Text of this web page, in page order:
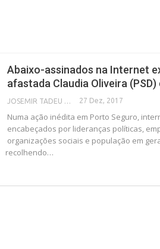
Abaixo-assinados na Internet
afastada Claudia Oliveira
JOSEMIR TADEU FONSECA 27 Dez, 2017
Numa ação inédita em Porto Seguro,
encabeçados por lideranças políticas,
organizações sociais e população em
recolhendo…